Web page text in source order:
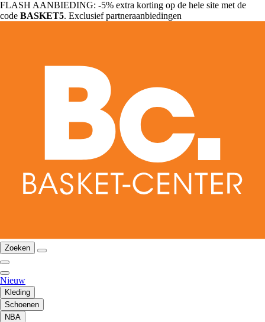
FLASH AANBIEDING: -5% extra korting op de hele site met de
code BASKET5. Exclusief partneraanbiedingen
Zoeken
Nieuw
Kleding
Schoenen
NBA